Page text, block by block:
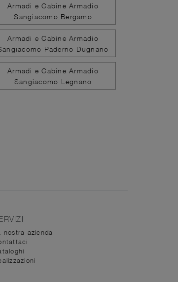
Armadi e Cabine Armadio
Sangiacomo Bergamo
Armadi e Cabine Armadio
Paderno Dugnano
Armadi e Cabine Armadio
Sangiacomo Legnano
nostra azienda